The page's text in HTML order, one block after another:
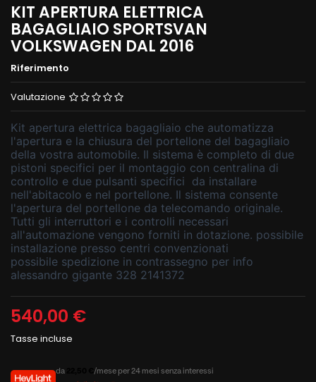
KIT APERTURA ELETTRICA
BAGAGLIAIO SPORTSVAN
VOLKSWAGEN DAL 2016
Riferimento
Valutazione
Kit apertura elettrica bagagliaio che automatizza
l'apertura e la chiusura del portellone del bagagliaio
della vostra automobile. Il sistema è completo di due
pistoni specifici per il montaggio con centralina di
controllo e due pulsanti specifici da installare
nell'abitacolo e nel portellone. Il sistema consente
l'apertura del portellone da telecomando originale.
Tutti gli interruttori e i controlli necessari
all'automazione vengono forniti in dotazione. possibile
installazione presso centri convenzionati
possibile spedizione in contrassegno per info
alessandro gigante 328 2141372
540,00 €
Tasse incluse
da
/mese per 24 mesi senza interessi